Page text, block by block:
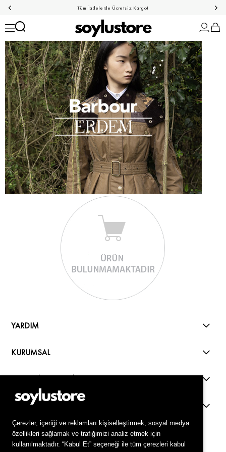
Çerezler, içeriği ve reklamları kişiselleştirmek, sosyal medya
özellikleri sağlamak ve trafiğimizi analiz etmek için
kullanılmaktadır. “Kabul Et” seçeneği ile tüm çerezleri kabul
Tüm İadelerde Ücretsiz Kargo!
YARDIM
KURUMSAL
KVKK Live Support